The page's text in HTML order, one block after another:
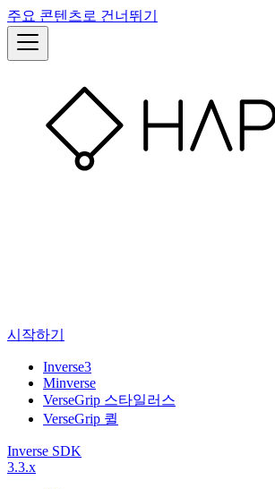
주요 콘텐츠로 건너뛰기
시작하기
Inverse3
Minverse
VerseGrip 스타일러스
VerseGrip 퀼
Inverse SDK
3.3.x